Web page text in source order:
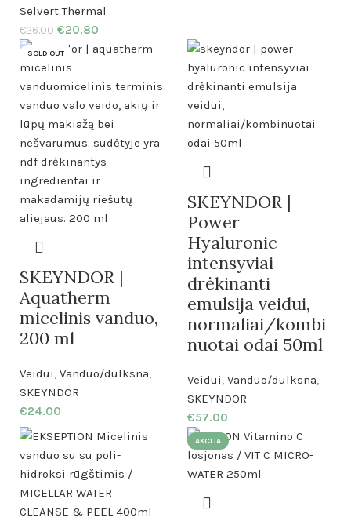
Selvert Thermal
€26.00 €20.80
SOLD OUT
SKEYNDOR |
Aquatherm
micelinis vanduo,
200 ml
Veidui, Vanduo/dulksna,
SKEYNDOR
€24.00
SKEYNDOR |
Power
Hyaluronic
intensyviai
drėkinanti
emulsija veidui,
normaliai/kombi
nuotai odai 50ml
Veidui, Vanduo/dulksna,
SKEYNDOR
€57.00
AKCIJA